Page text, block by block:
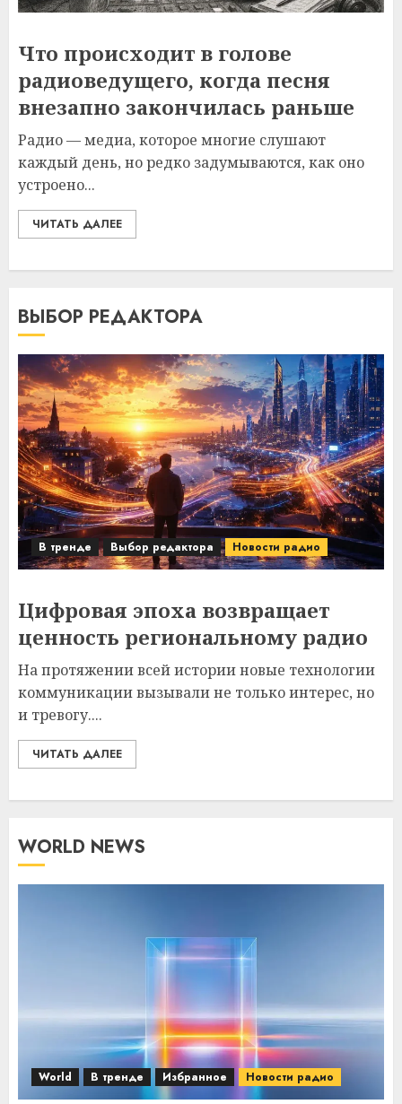
Что происходит в голове
радиоведущего, когда песня
внезапно закончилась раньше
Радио — медиа, которое многие слушают
каждый день, но редко задумываются, как оно
устроено...
ЧИТАТЬ ДАЛЕЕ
ВЫБОР РЕДАКТОРА
В тренде Выбор редактора Новости радио
Цифровая эпоха возвращает
ценность региональному радио
На протяжении всей истории новые технологии
коммуникации вызывали не только интерес, но
и тревогу....
ЧИТАТЬ ДАЛЕЕ
WORLD NEWS
World В тренде Избранное Новости радио